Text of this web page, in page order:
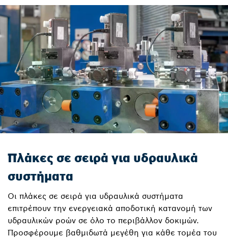
Πλάκες σε σειρά για υδραυλικά
συστήματα
Οι πλάκες σε σειρά για υδραυλικά συστήματα
επιτρέπουν την ενεργειακά αποδοτική κατανομή των
υδραυλικών ροών σε όλο το περιβάλλον δοκιμών.
Προσφέρουμε βαθμιδωτά μεγέθη για κάθε τομέα του